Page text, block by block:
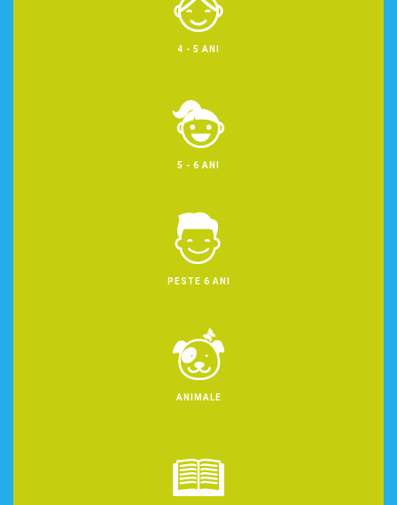
4 - 5 ANI
5 - 6 ANI
PESTE 6 ANI
ANIMALE